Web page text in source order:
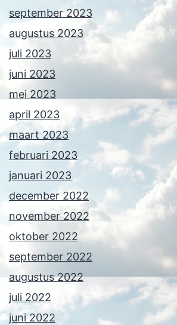
september 2023
augustus 2023
juli 2023
juni 2023
mei 2023
april 2023
maart 2023
februari 2023
januari 2023
december 2022
november 2022
oktober 2022
september 2022
augustus 2022
juli 2022
juni 2022